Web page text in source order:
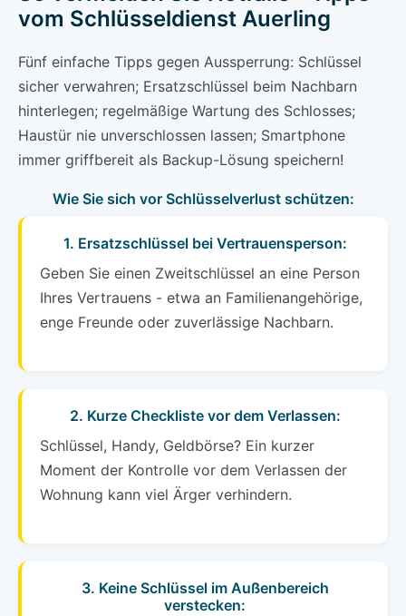
vom Schlüsseldienst Auerling
Fünf einfache Tipps gegen Aussperrung: Schlüssel
sicher verwahren; Ersatzschlüssel beim Nachbarn
hinterlegen; regelmäßige Wartung des Schlosses;
Haustür nie unverschlossen lassen; Smartphone
immer griffbereit als Backup-Lösung speichern!
Wie Sie sich vor Schlüsselverlust schützen:
1. Ersatzschlüssel bei Vertrauensperson:
Geben Sie einen Zweitschlüssel an eine Person
Ihres Vertrauens - etwa an Familienangehörige,
enge Freunde oder zuverlässige Nachbarn.
2. Kurze Checkliste vor dem Verlassen:
Schlüssel, Handy, Geldbörse? Ein kurzer
Moment der Kontrolle vor dem Verlassen der
Wohnung kann viel Ärger verhindern.
3. Keine Schlüssel im Außenbereich
verstecken: